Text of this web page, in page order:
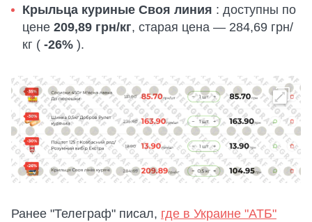
Крыльца куриные Своя линия : доступны по
цене 209,89 грн/кг, старая цена — 284,69 грн/
кг ( -26% ).
Ранее "Телеграф" писал, где в Украине "АТБ"